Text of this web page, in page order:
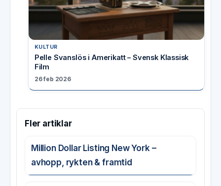
KULTUR
Pelle Svanslös i Amerikatt – Svensk Klassisk
Film
26 feb 2026
Fler artiklar
Million Dollar Listing New York –
avhopp, rykten & framtid